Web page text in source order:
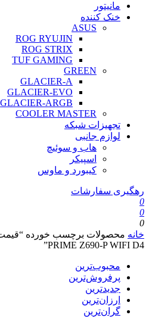
مانیتور
خنک کننده
ASUS
ROG RYUJIN
ROG STRIX
TUF GAMING
GREEN
GLACIER-A
GLACIER-EVO
GLACIER-ARGB
COOLER MASTER
تجهیزات شبکه
لوازم جانبی
هاب و سوئیچ
اسپیکر
کیبورد و ماوس
رهگیری سفارشات
0
0
0
خانه محصولات برچسب خورده
PRIME Z690-P WIFI D4”
محبوب‌ترین
پرفروش‌ترین
جدیدترین
ارزان‌ترین
گران‌ترین